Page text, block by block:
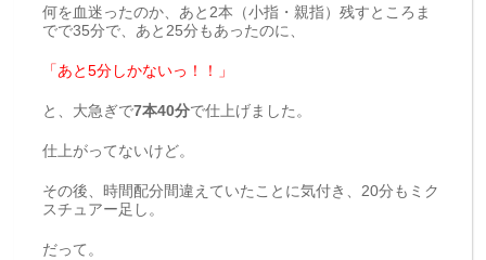
何を血迷ったのか、あと2本（小指・親指）残すところま
でで35分で、あと25分もあったのに、
「あと5分しかないっ！！」
と、大急ぎで7本40分で仕上げました。
仕上がってないけど。
その後、時間配分間違えていたことに気付き、20分もミク
スチュアー足し。
だって。